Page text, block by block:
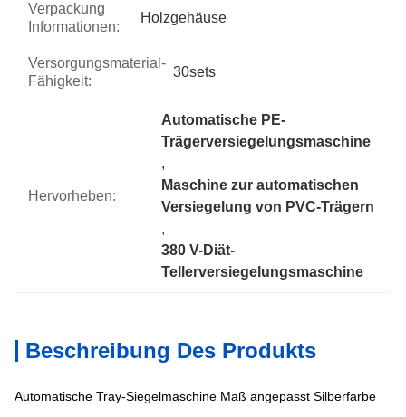
Verpackung
Informationen:
Holzgehäuse
Versorgungsmaterial-
Fähigkeit:
30sets
Hervorheben:
Automatische PE-
Trägerversiegelungsmaschine
,
Maschine zur automatischen
Versiegelung von PVC-Trägern
,
380 V-Diät-
Tellerversiegelungsmaschine
Beschreibung Des Produkts
Automatische Tray-Siegelmaschine Maß angepasst Silberfarbe